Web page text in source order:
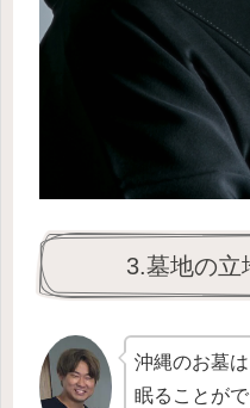
3.墓地の立
沖縄のお墓
眠ることが